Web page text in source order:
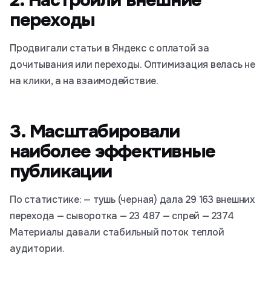
переходы
Продвигали статьи в Яндекс с оплатой за
дочитывания или переходы. Оптимизация велась не
на клики, а на взаимодействие.
3. Масштабировали
наиболее эффективные
публикации
По статистике: — тушь (черная) дала 29 163 внешних
перехода — сыворотка — 23 487 — спрей — 2374
Материалы давали стабильный поток теплой
аудитории.